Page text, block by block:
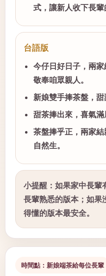
式，讓新人收下長輩
台語版
今仔日好日子，兩家
敬奉咱眾親人。
新娘雙手捧茶盤，甜
甜茶捧出來，喜氣滿
茶盤捧乎正，兩家
自然生。
小提醒：如果家中長輩
長輩熟悉的版本；如果
得懂的版本最安全。
時間點：新娘端茶給每位長輩